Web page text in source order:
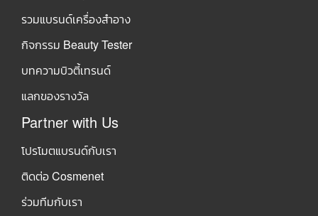
รวมแบรนด์เครื่องสำอาง
กิจกรรม Beauty Tester
บทความบิวตี้เทรนด์
แลกของรางวัล
Partner with Us
โปรโมตแบรนด์กับเรา
ติดต่อ Cosmenet
ร่วมทีมกับเรา